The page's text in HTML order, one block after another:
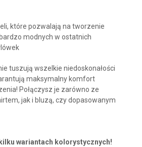
które pozwalają na tworzenie
modnych w ostatnich
tuszują wszelkie niedoskonałości
maksymalny komfort
Połączysz je zarówno ze
jak i bluzą, czy dopasowanym
wariantach kolorystycznych!